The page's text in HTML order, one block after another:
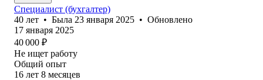
Специалист (бухгалтер)
40 лет • Была 23 января 2025 • Обновлено
17 января 2025
40 000 ₽
Не ищет работу
Общий опыт
16 лет 8 месяцев